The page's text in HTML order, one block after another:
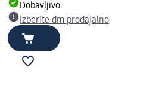
Dobavljivo
Izberite dm prodajalno